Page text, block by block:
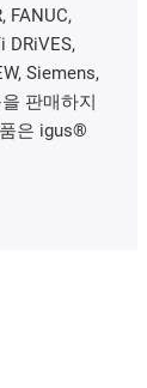
FANUC,
DRiVES,
Siemens,
판매하지
은 igus®